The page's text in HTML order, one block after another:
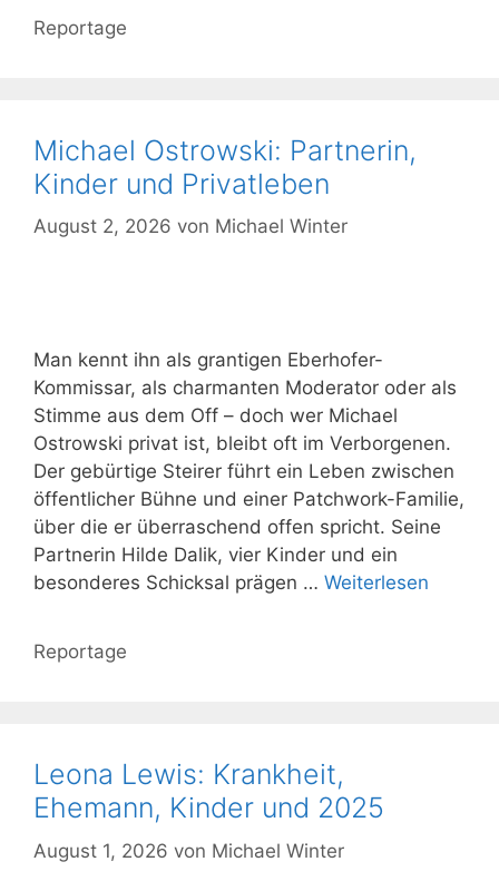
Kategorien
Reportage
Michael Ostrowski: Partnerin,
Kinder und Privatleben
August 2, 2026 von Michael Winter
Man kennt ihn als grantigen Eberhofer-
Kommissar, als charmanten Moderator oder als
Stimme aus dem Off – doch wer Michael
Ostrowski privat ist, bleibt oft im Verborgenen.
Der gebürtige Steirer führt ein Leben zwischen
öffentlicher Bühne und einer Patchwork-Familie,
über die er überraschend offen spricht. Seine
Partnerin Hilde Dalik, vier Kinder und ein
besonderes Schicksal prägen … Weiterlesen
Kategorien
Reportage
Leona Lewis: Krankheit,
Ehemann, Kinder und 2025
August 1, 2026 von Michael Winter